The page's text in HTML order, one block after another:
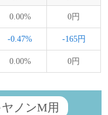
0.00% 0円
-0.47% -165円
0.00% 0円
ヤノンM用